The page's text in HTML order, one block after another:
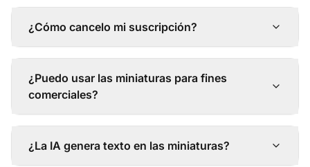
¿Cómo cancelo mi suscripción?
¿Puedo usar las miniaturas para fines
comerciales?
¿La IA genera texto en las miniaturas?